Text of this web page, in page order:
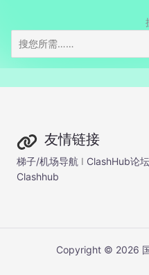
友情链接
梯子/机场导航 I ClashHub论坛
Clashhub
Copyright © 2026